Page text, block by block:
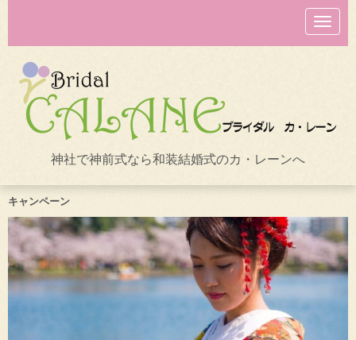
N
a
v
o
n
神社で神前式なら和装結婚式のカ・レーンへ
キャンペーン